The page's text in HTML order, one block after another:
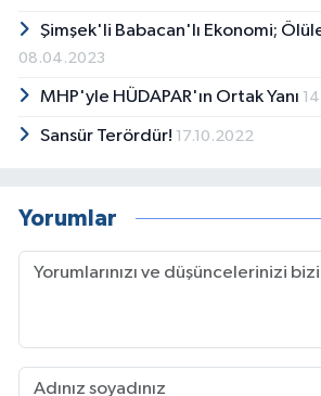
Şimşek'li Babacan'lı Ekonomi;
08.04.2023
MHP'yle HÜDAPAR'ın Ortak Yanı
Sansür Terördür! 17.10.2022
Yorumlar